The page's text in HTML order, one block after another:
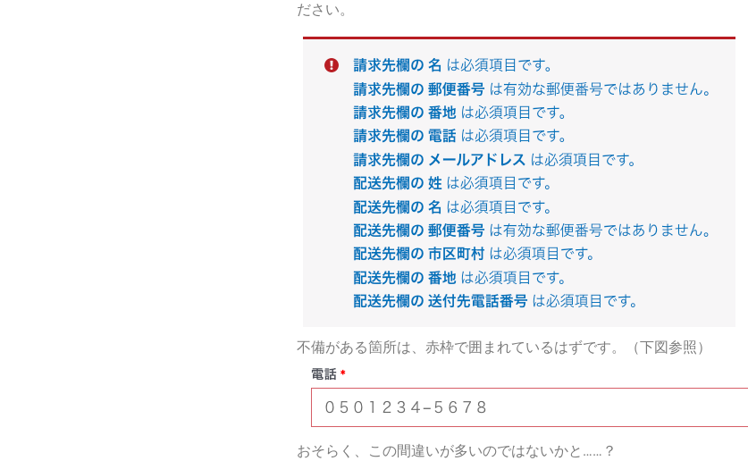
ださい。
不備がある箇所は、赤枠で囲まれているはずです。（下図参照）
おそらく、この間違いが多いのではないかと……？